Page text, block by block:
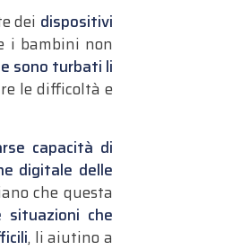
dei dispositivi
i bambini non
sono turbati li
le difficoltà e
capacità di
digitale delle
che questa
che
, li aiutino a